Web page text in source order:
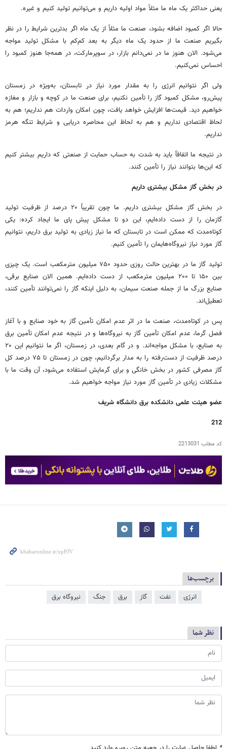
یعنی حداکثر یک ماه ما مثلاً مواد اولیه داریم و می‌توانیم تولید کنیم و غیره.
حالا اگر کمبود اضافه بشود، صنعت ما مثلاً از یک ماه اگر بدترین شرایط را در نظر
بگیریم صنعت ما از حدود یک ماه دیگر به بعد کم‌کم با مشکل تولید مواجه
می‌شود. الان هنوز ما در نمی‌دانم بازار، در سوپرمارکت، در همه‌جا هنوز کمبود را
احساس نمی‌کنیم.
ولی اگر نتوانیم انرژی را به مقدار مورد نیاز در تابستان، به‌ویژه در زمستان
پیش‌رو، مشکل کمبود گاز را تأمین نکنیم، برای صنعت ما در کوچه و بازار و مغازه
خواهیم دید. قیمت‌ها افزایش خواهد یافت، چون امکان واردات هم نداریم؛ هم به
لحاظ اقتصادی نداریم و هم به لحاظ این محاصره دریایی و شرایط تنگه هرمز
نداریم.
در نتیجه ما اتفاقاً باید به شدت به حساب حمایت از صنعتی که داریم بیشتر کنیم
که این‌ها بتوانند نیاز را تأمین کنند.
در بخش گاز مشکل بیشتری داریم
در بخش گاز مشکل بیشتری داریم. ما چون تقریباً ۲۰ درصد از ظرفیت تولید
گازمان را از دست داده‌ایم، این دو تا مشکل پیش پای ما ایجاد کرده: یکی
کوتاه‌مدت که ممکن است در تابستان که ما نیاز زیادی به تولید برق داریم، نتوانیم
گاز مورد نیاز نیروگاه‌هایمان را تأمین کنیم.
تولید گاز ما در بهترین حالت روزی حدود ۷۵۰ میلیون مترمکعب است. یک چیزی
بین ۱۵۰ تا ۲۰۰ میلیون مترمکعب از دست داده‌ایم. همین الان صنایع برقی،
صنایع بزرگ ما از جمله صنعت سیمان، به دلیل اینکه گاز را نمی‌توانند تأمین کنند،
تعطیل‌اند.
پس در کوتاه‌مدت، صنعت ما در اثر عدم امکان تأمین گاز به خود صنایع و با آغاز
فصل گرما، عدم امکان تأمین گاز به نیروگاه‌ها و در نتیجه عدم امکان تأمین برق
به صنایع، با مشکل مواجه‌اند. و در گام بعدی، در زمستان، اگر ما نتوانیم این ۲۰
درصد ظرفیت از دست‌رفته را به مدار برگردانیم، چون در زمستان تا ۷۵ درصد کل
گاز مصرفی کشور در بخش خانگی و برای گرمایش استفاده می‌شود، آن وقت ما با
مشکلات زیادی در تأمین گاز مورد نیاز مواجه خواهیم شد.
عضو هیئت علمی دانشکده برق دانشگاه شریف
212
کد مطلب 2213031
برچسب‌ها
انرژی نفت گاز برق جنگ نیروگاه برق
نظر شما